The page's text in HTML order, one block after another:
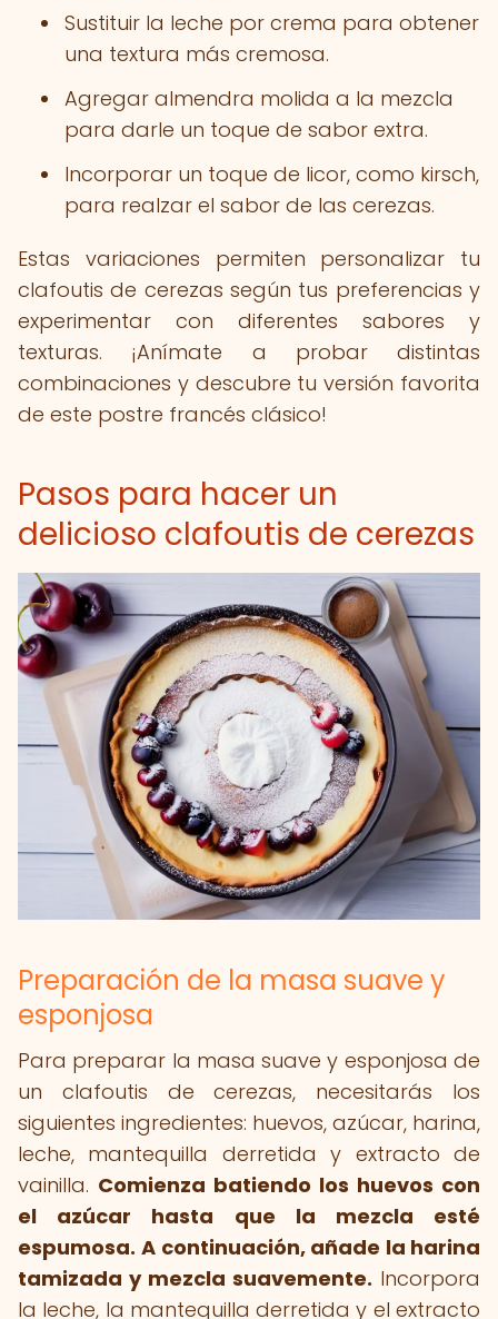
Sustituir la leche por crema para obtener
una textura más cremosa.
Agregar almendra molida a la mezcla
para darle un toque de sabor extra.
Incorporar un toque de licor, como kirsch,
para realzar el sabor de las cerezas.
Estas variaciones permiten personalizar tu
clafoutis de cerezas según tus preferencias y
experimentar con diferentes sabores y
texturas. ¡Anímate a probar distintas
combinaciones y descubre tu versión favorita
de este postre francés clásico!
Pasos para hacer un
delicioso clafoutis de cerezas
Preparación de la masa suave y
esponjosa
Para preparar la masa suave y esponjosa de
un clafoutis de cerezas, necesitarás los
siguientes ingredientes: huevos, azúcar, harina,
leche, mantequilla derretida y extracto de
vainilla. Comienza batiendo los huevos con
el azúcar hasta que la mezcla esté
espumosa. A continuación, añade la harina
tamizada y mezcla suavemente. Incorpora
la leche, la mantequilla derretida y el extracto